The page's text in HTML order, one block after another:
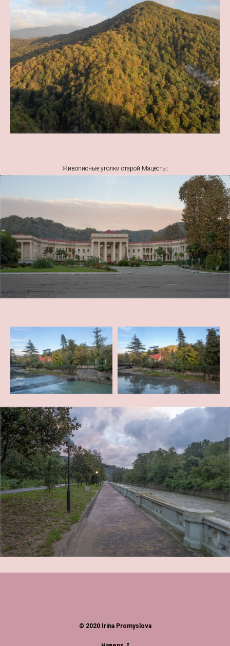
Живописные уголки старой Мацесты:
© 2020 Irina Promyslova